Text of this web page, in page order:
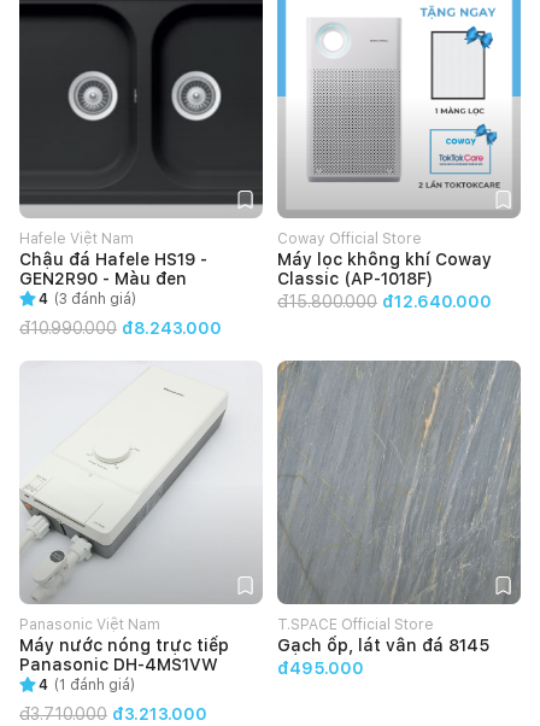
Hafele Việt Nam
Chậu đá Hafele HS19 -
GEN2R90 - Màu đen
4 (3 đánh giá)
đ10.990.000 đ8.243.000
Coway Official Store
Máy lọc không khí Coway
Classic (AP-1018F)
đ15.800.000 đ12.640.000
Panasonic Việt Nam
Máy nước nóng trực tiếp
Panasonic DH-4MS1VW
4 (1 đánh giá)
đ3.710.000 đ3.213.000
T.SPACE Official Store
Gạch ốp, lát vân đá 8145
đ495.000